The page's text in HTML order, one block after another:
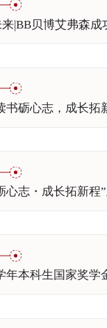
|BB贝博艾弗森
书砺心志，成长拓
心志・成长拓新程
年本科生国家奖